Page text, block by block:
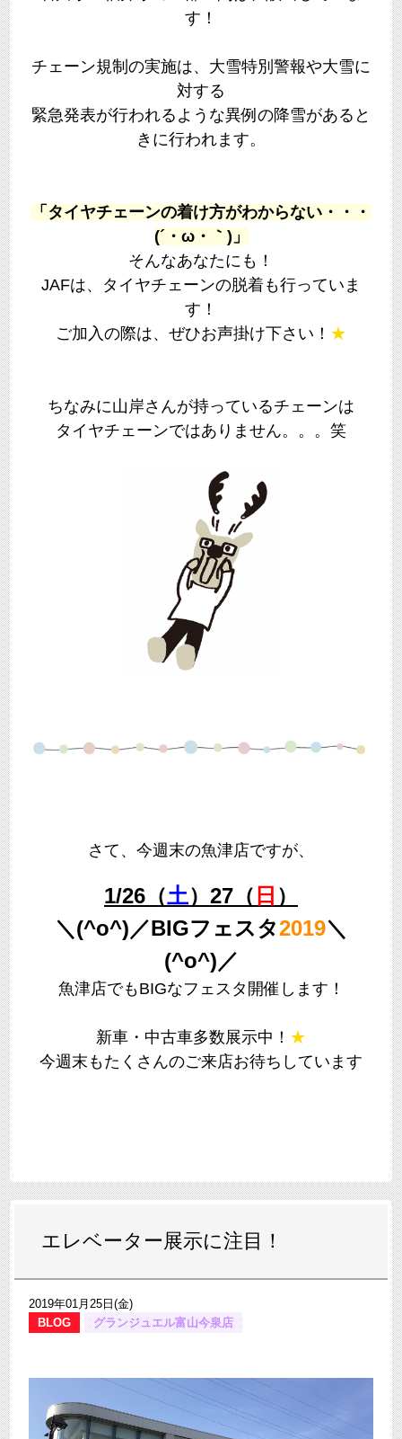
す！
チェーン規制の実施は、大雪特別警報や大雪に
対する
緊急発表が行われるような異例の降雪があると
きに行われます。
「タイヤチェーンの着け方がわからない・・・
(´・ω・｀)」
そんなあなたにも！
JAFは、タイヤチェーンの脱着も行っていま
す！
ご加入の際は、ぜひお声掛け下さい！ ★
ちなみに山岸さんが持っているチェーンは
タイヤチェーンではありません。。。笑
さて、今週末の魚津店ですが、
1/26（土）27（ 日 ）
＼(^o^)／BIGフェスタ2019＼
(^o^)／
魚津店でもBIGなフェスタ開催します！
新車・中古車多数展示中！ ★
今週末もたくさんのご来店お待ちしています
エレベーター展示に注目！
2019年01月25日(金)
BLOG
グランジュエル富山今泉店